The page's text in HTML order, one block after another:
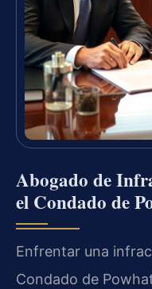
Abogado de
el Condado de
Enfrentar una
Condado de